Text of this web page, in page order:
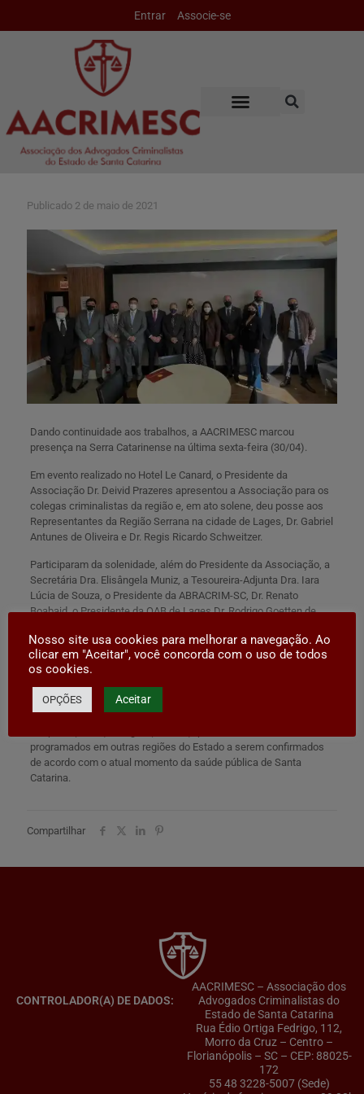
Entrar Associe-se
Publicado 2 de maio de 2021
Dando continuidade aos trabalhos, a AACRIMESC marcou
presença na Serra Catarinense na última sexta-feira (30/04).
Em evento realizado no Hotel Le Canard, o Presidente da
Associação Dr. Deivid Prazeres apresentou a Associação para os
colegas criminalistas da região e, em ato solene, deu posse aos
Representantes da Região Serrana na cidade de Lages, Dr. Gabriel
Antunes de Oliveira e Dr. Regis Ricardo Schweitzer.
Participaram da solenidade, além do Presidente da Associação, a
Secretária Dra. Elisângela Muniz, a Tesoureira-Adjunta Dra. Iara
Lúcia de Souza, o Presidente da ABRACRIM-SC, Dr. Renato
Boabaid, o Presidente da OAB de Lages Dr. Rodrigo Goetten de
Joao Moacir Andrade e Dr. Carlos Caldas.
Compromissada com o projeto de estadualização da entidade e
respeitando os protocolos sanitários e as restrições impostas
pela pandemia da Covid-19, a AACRIMESC já concluiu a instalação
formal de suas Regionais nas cidades de Brusque (Vale do Itajaí),
programados em outras regiões do Estado a serem confirmados
de acordo com o atual momento da saúde pública de Santa
Catarina.
Compartilhar
CONTROLADOR(A) DE DADOS:
AACRIMESC – Associação dos
Advogados Criminalistas do
Estado de Santa Catarina
Rua Édio Ortiga Fedrigo, 112,
Morro da Cruz – Centro –
Florianópolis – SC – CEP: 88025-
172
55 48 3228-5007 (Sede)
Nosso site usa cookies para melhorar a navegação. Ao
clicar em "Aceitar", você concorda com o uso de todos
os cookies.
OPÇÕES Aceitar